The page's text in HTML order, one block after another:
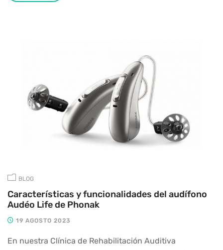
BLOG
Características y funcionalidades del audífono
Audéo Life de Phonak
19 AGOSTO 2023
En nuestra Clínica de Rehabilitación Auditiva